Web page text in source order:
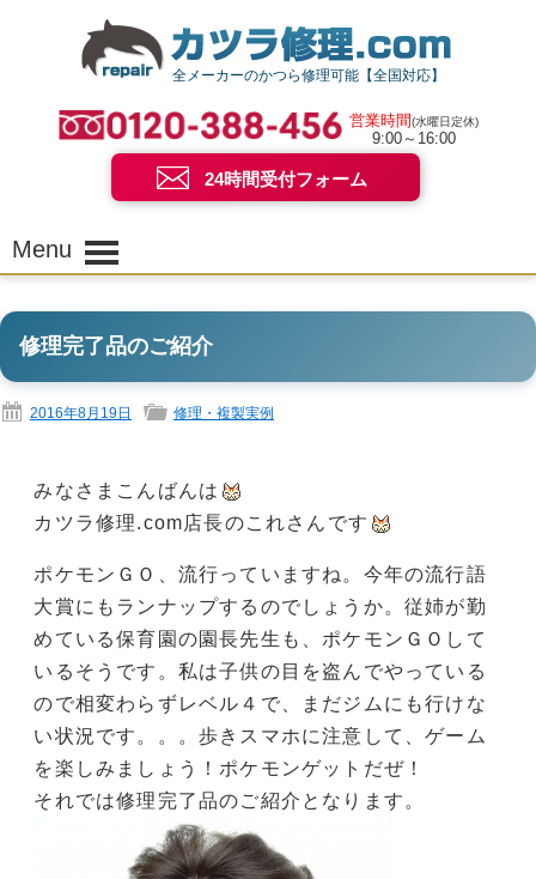
全メーカーのかつら修理可能【全国対応】
営業時間(水曜日定休)
9:00～16:00
24時間受付フォーム
Menu
修理完了品のご紹介
2016年8月19日 修理・複製実例
みなさまこんばんは
カツラ修理.com店長のこれさんです
ポケモンＧＯ、流行っていますね。今年の流行語
大賞にもランナップするのでしょうか。従姉が勤
めている保育園の園長先生も、ポケモンＧＯして
いるそうです。私は子供の目を盗んでやっている
ので相変わらずレベル４で、まだジムにも行けな
い状況です。。。歩きスマホに注意して、ゲーム
を楽しみましょう！ポケモンゲットだぜ！
それでは修理完了品のご紹介となります。